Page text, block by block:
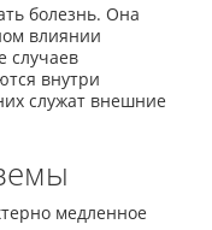
болезнь. Она
влиянии
случаев
внутри
служат внешние
медленное